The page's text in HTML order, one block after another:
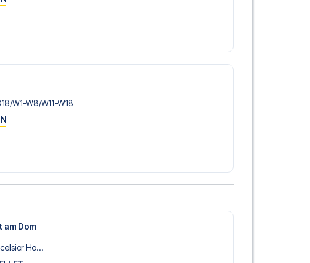
vi ikke tilbyder, så kontakt os, og vi vil se, hvad vi kan
så du selv kan vælge at stå for flyplanlægningen, hvis
for en problemfri bestillingsproces i forbindelse med
før og under rejsen. Vi er tilgængelige på
på RheinEnergieStadion i 1. Bundesliga? Kontakt os i
fodboldtur.
​W1-W8/​W11-W18
am Dom
Ho...